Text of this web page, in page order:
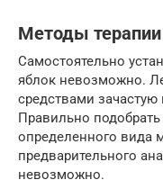
Методы терапии
Самостоятельно
яблок невозможно.
средствами зачастую
Правильно
определенного вида
предварительного
невозможно.